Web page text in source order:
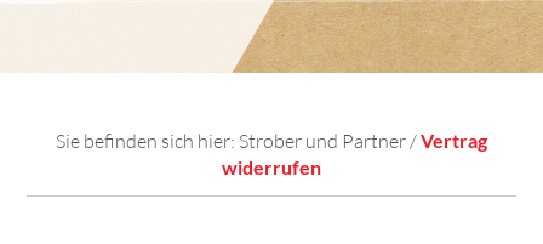
Sie befinden sich hier: Strober und Partner/Vertrag
widerrufen